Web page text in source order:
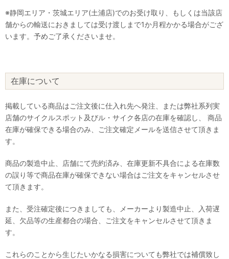
※静岡エリア・茨城エリア(土浦店)でのお受け取り、もしくは当該店
舗からの輸送におきましては受け渡しまで1か月程かかる場合がござ
います。予めご了承くださいませ。
在庫について
掲載している商品はご注文後に仕入れ先へ発注、または弊社系列実
店舗のサイクルスポット及びル・サイク各店の在庫を確認し、 商品
在庫が確保できる場合のみ、ご注文確定メールを送信させて頂きま
す。
商品の製造中止、店舗にて売約済み、在庫更新不具合による在庫数
の誤り等で商品在庫が確保できない場合はご注文をキャンセルさせ
て頂きます。
また、受注確定後につきましても、メーカーより製造中止、入荷遅
延、欠品等の生産都合の場合、ご注文をキャンセルさせて頂きま
す。
これらのことから生じたいかなる損害についても弊社では補償致し